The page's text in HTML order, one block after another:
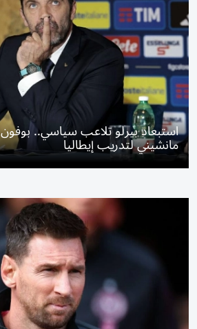
استبعاد بيرلو تلاعب سياسي..
مانشيني لتدريب إيطاليا